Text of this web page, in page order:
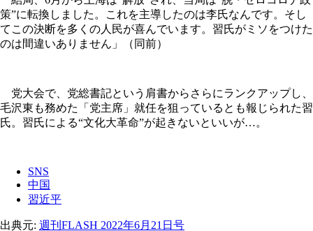
策”に転換しました。これを主導したのは李氏なんです。そし
てこの決断を多くの人民が喜んでいます。習氏がミソをつけた
のは間違いありません」（同前）
党大会で、党総書記という肩書からさらにランクアップし、
毛沢東も務めた「党主席」就任を狙っているとも報じられた習
氏。習氏による“文化大革命”が起きないといいが…。
SNS
中国
習近平
出典元: 週刊FLASH 2022年6月21日号